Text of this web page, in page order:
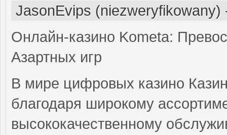
JasonEvips (niezweryfikowany)
Онлайн-казино Kometa:
Азартных игр
В мире цифровых казино
благодаря широкому
высококачественному